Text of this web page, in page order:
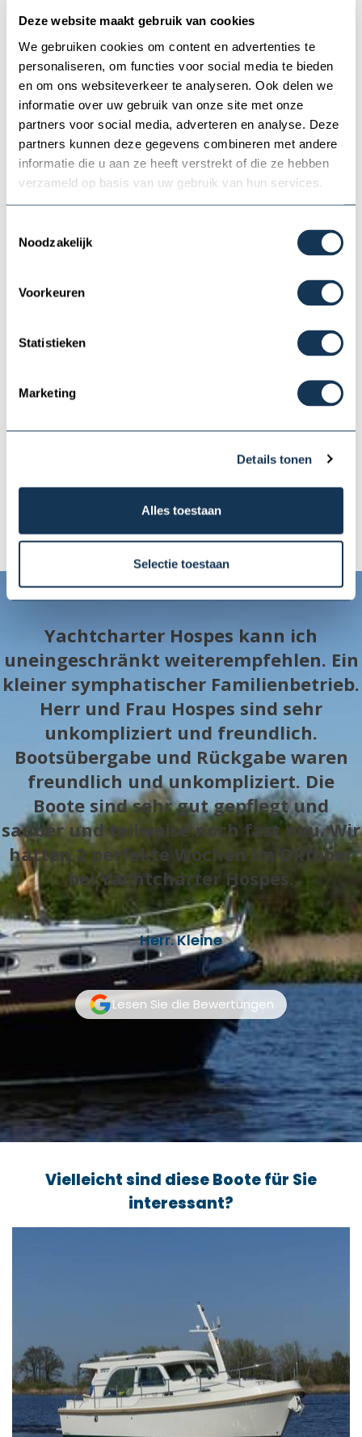
Deze website maakt gebruik van cookies
We gebruiken cookies om content en advertenties te
personaliseren, om functies voor social media te bieden
en om ons websiteverkeer te analyseren. Ook delen we
informatie over uw gebruik van onze site met onze
partners voor social media, adverteren en analyse. Deze
partners kunnen deze gegevens combineren met andere
informatie die u aan ze heeft verstrekt of die ze hebben
verzameld op basis van uw gebruik van hun services.
Noodzakelijk
Voorkeuren
Statistieken
Marketing
Details tonen
Alles toestaan
Selectie toestaan
Ein Bootsfüherschein ist beim Mieten dieses
und Bootserfahrung werden erfordert. Wir erwarten
von Ihnen, dass Sie die Fahrregeln kennen und sich
daran halten, sowie mehrere Jahre Erfahrung haben
mit dem Fahren von Motorbooten.
Wollen Sie mit einem sicheren Gefühl losfahren? Dann
reservieren wir für Sie (minimal) zwei Fahrstunden mit
Linssen Grand Sturdy 30.0 'Chrissle' mieten Sie bei
Sie mieten diese großartige Linssen Grand Sturdy 30.0
Vollkaskoversicherung mit eigenem Risiko von €
14 15 16 17 18 19 20
22 23 26
28 29 30
Selection Anreisedatum
Kein
Anreisedatum
Angebot
Option
Check-in:
Check-out:
Yachtcharter Hospes kann ich
uneingeschränkt weiterempfehlen. Ein
kleiner symphatischer Familienbetrieb.
Herr und Frau Hospes sind sehr
unkompliziert und freundlich.
Bootsübergabe und Rückgabe waren
freundlich und unkompliziert. Die
Boote sind sehr gut gepflegt und
sauber und teilweise noch fast neu. Wir
hatten 2 perfekte Wochen im Oktober
bei Yachtcharter Hospes.
Herr. Kleine
Lesen Sie die Bewertungen
Vielleicht sind diese Boote für Sie
interessant?